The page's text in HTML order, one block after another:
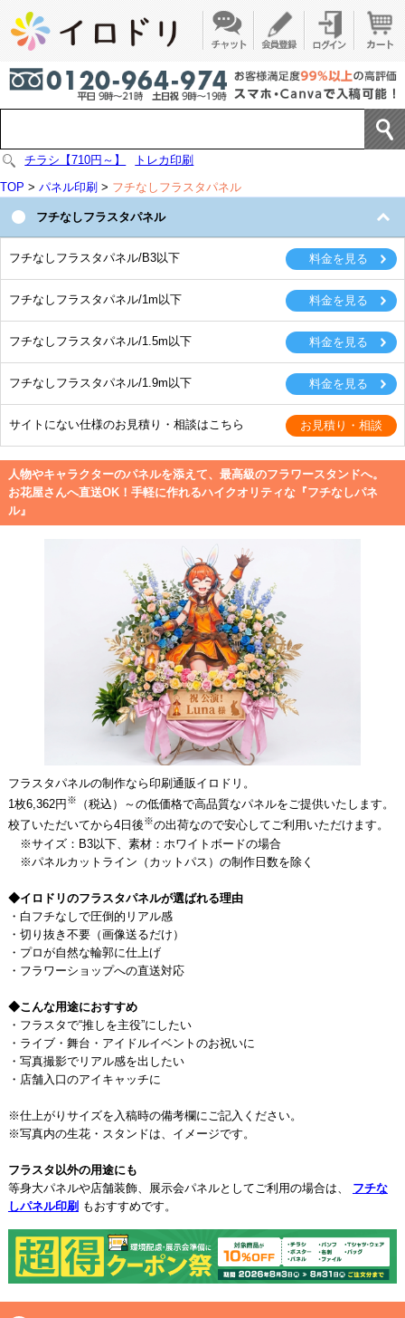
チラシ【710円～】
トレカ印刷
TOP > パネル印刷 > フチなしフラスタパネル
フチなしフラスタパネル
フチなしフラスタパネル/B3以下
フチなしフラスタパネル/1m以下
フチなしフラスタパネル/1.5m以下
フチなしフラスタパネル/1.9m以下
サイトにない仕様のお見積り・相談はこちら
人物やキャラクターのパネルを添えて、最高級のフラワースタンドへ。
お花屋さんへ直送OK！手軽に作れるハイクオリティな『フチなしパネ
ル』
フラスタパネルの制作なら印刷通販イロドリ。
1枚6,362円 ※
（税込）～の低価格で高品質なパネルをご提供いたします。
校了いただいてから4日後※の出荷なので安心してご利用いただけます。
※サイズ：B3以下、素材：ホワイトボードの場合
※パネルカットライン（カットパス）の制作日数を除く
◆イロドリのフラスタパネルが選ばれる理由
・白フチなしで圧倒的リアル感
・切り抜き不要（画像送るだけ）
・プロが自然な輪郭に仕上げ
・フラワーショップへの直送対応
◆こんな用途におすすめ
・フラスタで“推しを主役”にしたい
・ライブ・舞台・アイドルイベントのお祝いに
・写真撮影でリアル感を出したい
・店舗入口のアイキャッチに
※仕上がりサイズを入稿時の備考欄にご記入ください。
※写真内の生花・スタンドは、イメージです。
フラスタ以外の用途にも
等身大パネルや店舗装飾、展示会パネルとしてご利用の場合は、 フチな
しパネル印刷 もおすすめです。